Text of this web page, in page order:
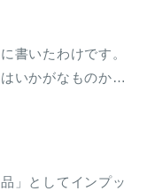
書いたわけです。
いかがなものか…
」としてインプッ